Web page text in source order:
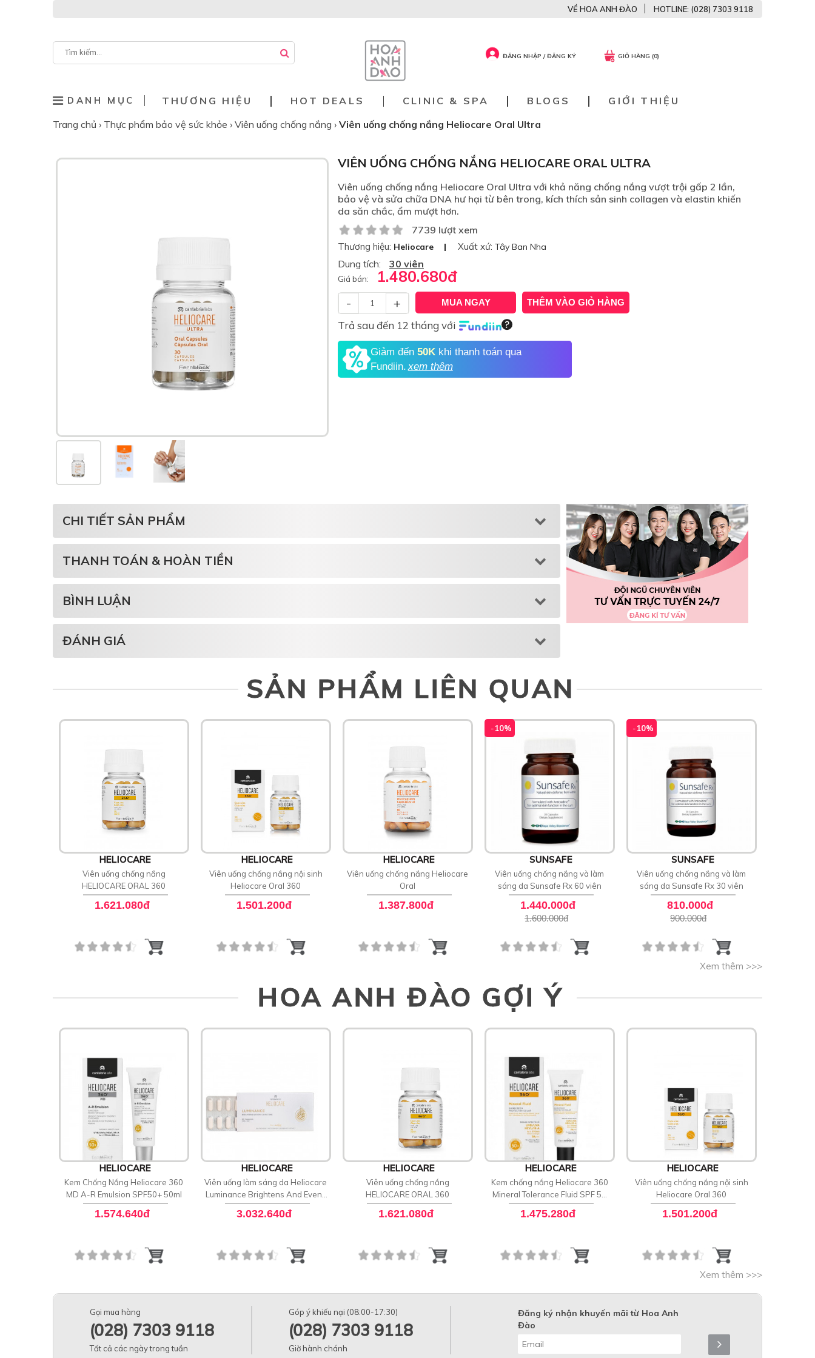
ĐĂNG NHẬP / ĐĂNG KÝ GIỎ HÀNG (0)
VỀ HOA ANH ĐÀO HOTLINE: (028) 7303 9118
DANH MỤC THƯƠNG HIỆU HOT DEALS CLINIC & SPA BLOGS
GIỚI THIỆU
Trang chủ › Thực phẩm bảo vệ sức khỏe › Viên uống chống nắng › Viên uống chống nắng Heliocare Oral Ultra
VIÊN UỐNG CHỐNG NẮNG HELIOCARE ORAL ULTRA
Viên uống chống nắng Heliocare Oral Ultra với khả năng chống nắng vượt trội gấp 2 lần,
bảo vệ và sửa chữa DNA hư hại từ bên trong, kích thích sản sinh collagen và elastin khiến
da săn chắc, ẩm mượt hơn.
7739 lượt xem
Thương hiệu: Heliocare Xuất xứ: Tây Ban Nha
Dung tích: 30 viên
Giá bán: 1.480.680đ
- + MUA NGAY THÊM VÀO GIỎ HÀNG
Trả sau đến 12 tháng với
Giảm đến 50K khi thanh toán qua
Fundiin. xem thêm
CHI TIẾT SẢN PHẨM
THANH TOÁN & HOÀN TIỀN
BÌNH LUẬN
ĐÁNH GIÁ
SẢN PHẨM LIÊN QUAN
HELIOCARE
Viên uống chống nắng
HELIOCARE ORAL 360
1.621.080đ
HELIOCARE
Viên uống chống nắng nội sinh
Heliocare Oral 360
1.501.200đ
HELIOCARE
Viên uống chống nắng Heliocare
Oral
1.387.800đ
-10%
SUNSAFE
Viên uống chống nắng và làm
sáng da Sunsafe Rx 60 viên
1.440.000đ
1.600.000đ
-10%
SUNSAFE
Viên uống chống nắng và làm
sáng da Sunsafe Rx 30 viên
810.000đ
900.000đ
Xem thêm >>>
HOA ANH ĐÀO GỢI Ý
HELIOCARE
Kem Chống Nắng Heliocare 360
MD A-R Emulsion SPF50+ 50ml
1.574.640đ
HELIOCARE
Viên uống làm sáng da Heliocare
Luminance Brightens And Evens
Skin Tone
3.032.640đ
HELIOCARE
Viên uống chống nắng
HELIOCARE ORAL 360
1.621.080đ
HELIOCARE
Kem chống nắng Heliocare 360
Mineral Tolerance Fluid SPF 50
PA++++
1.475.280đ
HELIOCARE
Viên uống chống nắng nội sinh
Heliocare Oral 360
1.501.200đ
Xem thêm >>>
Gọi mua hàng
(028) 7303 9118
Tất cả các ngày trong tuần
Góp ý khiếu nại (08:00-17:30)
(028) 7303 9118
Giờ hành chánh
Đăng ký nhận khuyến mãi từ Hoa Anh
Đào